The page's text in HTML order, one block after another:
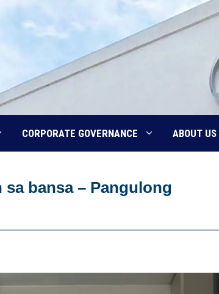
CORPORATE GOVERNANCE ABOUT US
bansa – Pangulong